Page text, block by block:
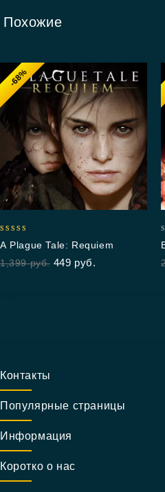
Похожие
-68%
out of 5
A Plague Tale: Requiem
1,399руб. 449 руб.
Контакты
Популярные страницы
Информация
Коротко о нас